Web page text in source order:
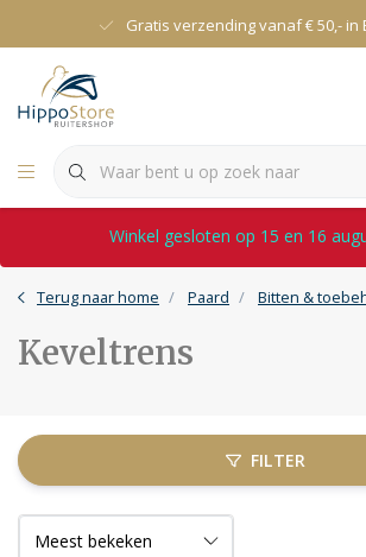
Gratis verzending vanaf € 50,- in
Winkel gesloten op 15 en 16
Terug naar home Paard Bitten &
Keveltrens
FILTER